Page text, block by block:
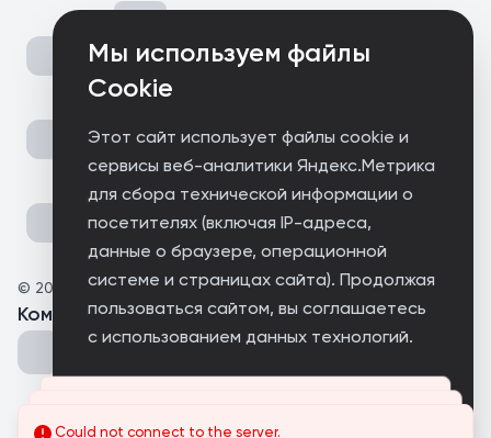
Мы используем файлы
Cookie
Этот сайт использует файлы cookie и
сервисы веб-аналитики Яндекс.Метрика
для сбора технической информации о
посетителях (включая IP-адреса,
данные о браузере, операционной
системе и страницах сайта). Продолжая
пользоваться сайтом, вы соглашаетесь
с использованием данных технологий.
© 2025 Где живёт мечта
Комментарии(0 )
Could not connect to the server.